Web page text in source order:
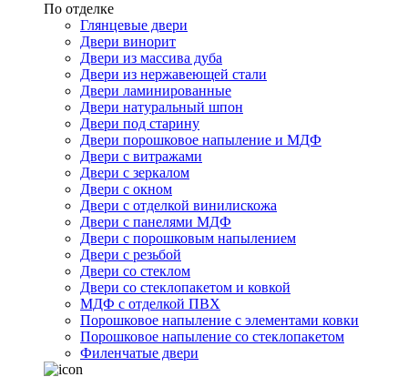
По отделке
Глянцевые двери
Двери винорит
Двери из массива дуба
Двери из нержавеющей стали
Двери ламинированные
Двери натуральный шпон
Двери под старину
Двери порошковое напыление и МДФ
Двери с витражами
Двери с зеркалом
Двери с окном
Двери с отделкой винилискожа
Двери с панелями МДФ
Двери с порошковым напылением
Двери с резьбой
Двери со стеклом
Двери со стеклопакетом и ковкой
МДФ с отделкой ПВХ
Порошковое напыление с элементами ковки
Порошковое напыление со стеклопакетом
Филенчатые двери